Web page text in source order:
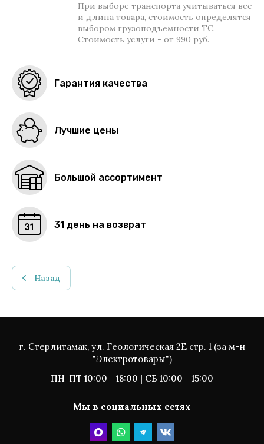
При выборе транспорта учитываться вес
и длина товара, стоимость определятся
выбором грузоподъемности ТС.
Стоимость услуги - от 990 руб.
Гарантия качества
Лучшие цены
Большой ассортимент
31 день на возврат
Назад
г. Стерлитамак, ул. Геологическая 2Е стр. 1 (за м-н
"Электротовары")
ПН-ПТ 10:00 - 18:00 | СБ 10:00 - 15:00
Мы в социальных сетях